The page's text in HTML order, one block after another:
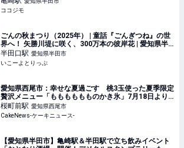
ココジモ
ごんの秋まつり（2025年） | 童話『ごんぎつね』の世
界へ！ 矢勝川堤に咲く、300万本の彼岸花 | 愛知県半
田市 | いこーよとりっぷ
半田口駅 愛知県半田市
いこーよとりっぷ
愛知県西尾市：幸せな夏過ごす 桃3玉使った夏季限定
贅沢メニュー「もももももものかき氷」7月18日より
登場
桜町前駅 愛知県西尾市
CakeNews-ケーキニュース-
【愛知県半田市】亀崎駅＆半田駅で立ち飲みイベント